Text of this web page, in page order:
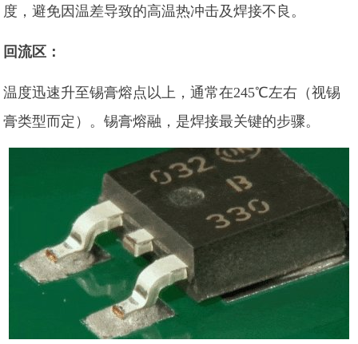
度，避免因温差导致的高温热冲击及焊接不良。
回流区：
温度迅速升至锡膏熔点以上，通常在245℃左右（视锡
膏类型而定）。锡膏熔融，是焊接最关键的步骤。